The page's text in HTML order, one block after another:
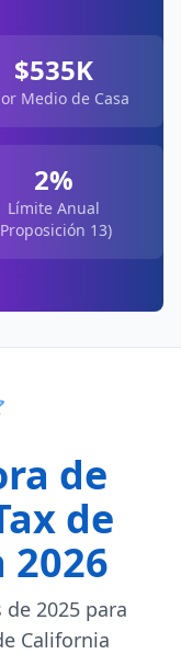
$535K
Medio de Casa
2%
Límite Anual
13)
de
de
2025 para
California